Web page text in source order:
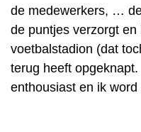
de medewerkers, …
de puntjes verzorgt
voetbalstadion (dat
terug heeft
enthousiast en ik